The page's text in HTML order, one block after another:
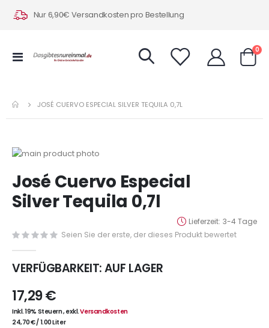
Nur 6,90€ Versandkosten pro Bestellung
Navigation
0
JOSÉ CUERVO ESPECIAL SILVER TEQUILA 0,7L
Zum
der
Bildergalerie
springen
Anfang
der
Bildergalerie
José Cuervo Especial
Silver Tequila 0,7l
Lieferzeit 3-4 Tage
Seien Sie der erste, der dieses Produkt bewertet
VERFÜGBARKEIT:AUF LAGER
17,29 €
Inkl. 19% Steuern,exkl.Versandkosten
24,70 €/1.00 Liter